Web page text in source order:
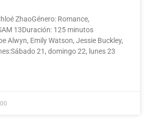
ZhaoGénero: Romance,
13Duración: 125 minutos
Alwyn, Emily Watson, Jessie Buckley,
21, domingo 22, lunes 23